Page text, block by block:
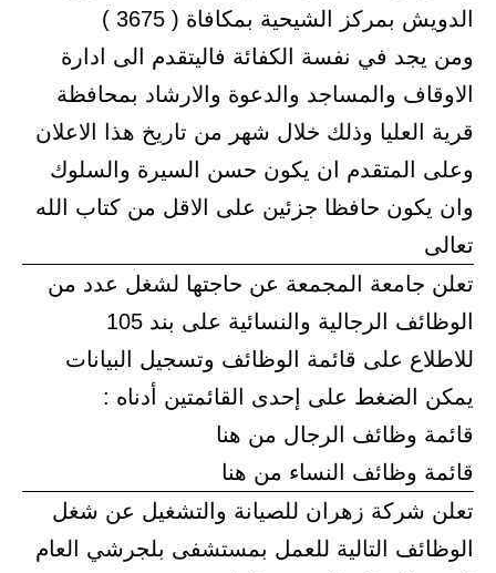
الدويش بمركز الشيحية بمكافاة ( 3675 )
ومن يجد في نفسة الكفائة فاليتقدم الى ادارة
الاوقاف والمساجد والدعوة والارشاد بمحافظة
قرية العليا وذلك خلال شهر من تاريخ هذا الاعلان
وعلى المتقدم ان يكون حسن السيرة والسلوك
وان يكون حافظا جزئين على الاقل من كتاب الله
تعالى
تعلن جامعة المجمعة عن حاجتها لشغل عدد من
الوظائف الرجالية والنسائية على بند 105
للاطلاع على قائمة الوظائف وتسجيل البيانات
يمكن الضغط على إحدى القائمتين أدناه :
قائمة وظائف الرجال من هنا
قائمة وظائف النساء من هنا
تعلن شركة زهران للصيانة والتشغيل عن شغل
الوظائف التالية للعمل بمستشفى بلجرشي العام